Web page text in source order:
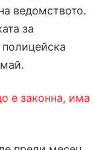
ведомството.
за
е законна, има